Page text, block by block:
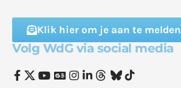
Klik hier om je aan te melden
Volg WdG via social media